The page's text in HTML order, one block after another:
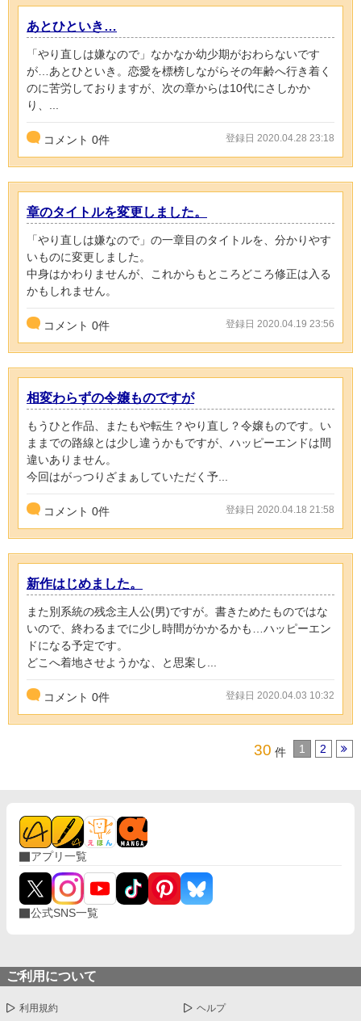
あとひといき…
「やり直しは嫌なので」なかなか幼少期がおわらないです
が…あとひといき。恋愛を標榜しながらその年齢へ行き着く
のに苦労しておりますが、次の章からは10代にさしかか
り、...
コメント 0件 登録日 2020.04.28 23:18
章のタイトルを変更しました。
「やり直しは嫌なので」の一章目のタイトルを、分かりやす
いものに変更しました。
中身はかわりませんが、これからもところどころ修正は入る
かもしれません。
コメント 0件 登録日 2020.04.19 23:56
相変わらずの令嬢ものですが
もうひと作品、またもや転生？やり直し？令嬢ものです。い
ままでの路線とは少し違うかもですが、ハッピーエンドは間
違いありません。
今回はがっつりざまぁしていただく予...
コメント 0件 登録日 2020.04.18 21:58
新作はじめました。
また別系統の残念主人公(男)ですが。書きためたものではな
いので、終わるまでに少し時間がかかるかも…ハッピーエン
ドになる予定です。
どこへ着地させようかな、と思案し...
コメント 0件 登録日 2020.04.03 10:32
30 件 1 2
アプリ一覧
公式SNS一覧
ご利用について
利用規約 ヘルプ